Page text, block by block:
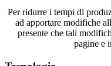
Per ridurre i tempi di
ad apportare modifiche
presente che tali
pagine e